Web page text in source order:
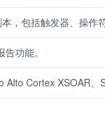
，包括触发器、操作
功能。
Alto Cortex XSOAR